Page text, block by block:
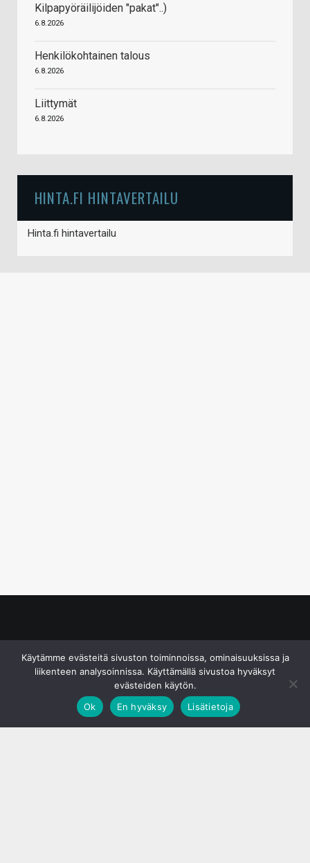
Kilpapyöräilijöiden "pakat"..)
6.8.2026
Henkilökohtainen talous
6.8.2026
Liittymät
6.8.2026
HINTA.FI HINTAVERTAILU
Hinta.fi hintavertailu
Käytämme evästeitä sivuston toiminnoissa, ominaisuuksissa ja
liikenteen analysoinnissa. Käyttämällä sivustoa hyväksyt
evästeiden käytön.
Ok
En hyväksy Lisätietoja